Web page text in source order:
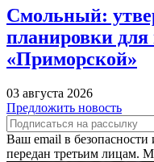
Смольный:
планировки для
«Приморской»
03 августа 2026
Предложить новость
Ваш email в безопасности
передан третьим лицам.